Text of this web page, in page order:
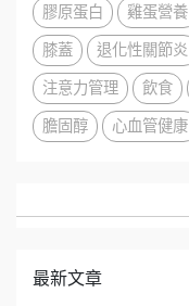
膠原蛋白
雞蛋營養
膝蓋
退化性關節炎
注意力管理
飲食
膽固醇
心血管健康
最新文章